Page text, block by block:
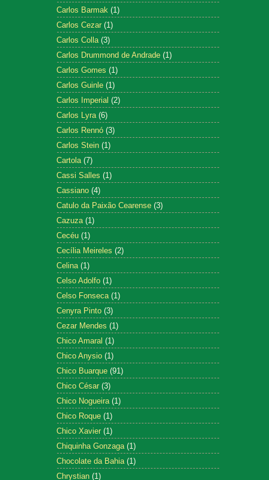
Carlos Barmak (1)
Carlos Cezar (1)
Carlos Colla (3)
Carlos Drummond de Andrade (1)
Carlos Gomes (1)
Carlos Guinle (1)
Carlos Imperial (2)
Carlos Lyra (6)
Carlos Rennó (3)
Carlos Stein (1)
Cartola (7)
Cassi Salles (1)
Cassiano (4)
Catulo da Paixão Cearense (3)
Cazuza (1)
Cecéu (1)
Cecília Meireles (2)
Celina (1)
Celso Adolfo (1)
Celso Fonseca (1)
Cenyra Pinto (3)
Cezar Mendes (1)
Chico Amaral (1)
Chico Anysio (1)
Chico Buarque (91)
Chico César (3)
Chico Nogueira (1)
Chico Roque (1)
Chico Xavier (1)
Chiquinha Gonzaga (1)
Chocolate da Bahia (1)
Chrystian (1)